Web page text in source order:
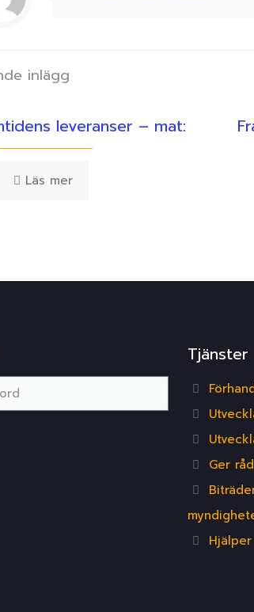
inlägg
leveranser – mat:
Läs mer
Tjänster
Ger